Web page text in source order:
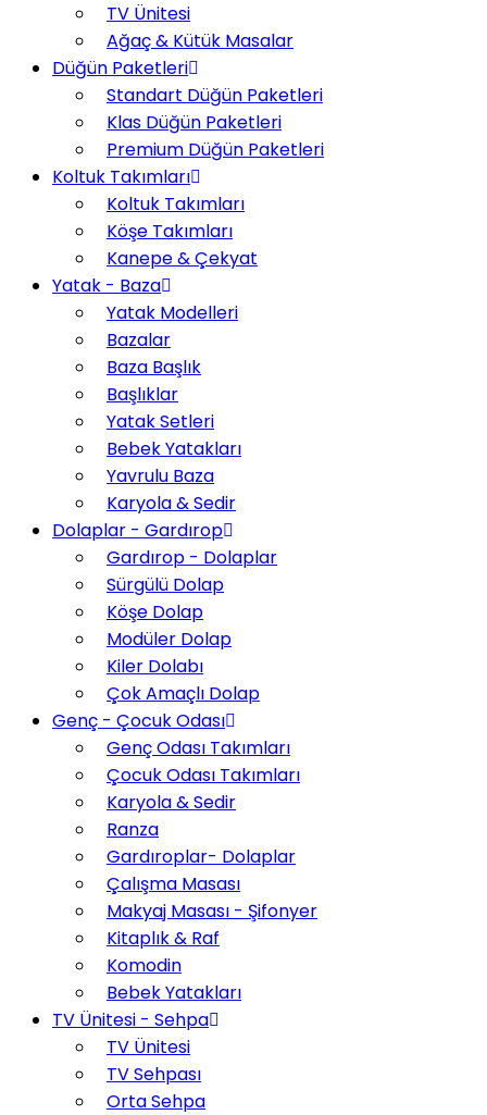
TV Ünitesi
Ağaç & Kütük Masalar
Düğün Paketleri
Standart Düğün Paketleri
Klas Düğün Paketleri
Premium Düğün Paketleri
Koltuk Takımları
Koltuk Takımları
Köşe Takımları
Kanepe & Çekyat
Yatak - Baza
Yatak Modelleri
Bazalar
Baza Başlık
Başlıklar
Yatak Setleri
Bebek Yatakları
Yavrulu Baza
Karyola & Sedir
Dolaplar - Gardırop
Gardırop - Dolaplar
Sürgülü Dolap
Köşe Dolap
Modüler Dolap
Kiler Dolabı
Çok Amaçlı Dolap
Genç - Çocuk Odası
Genç Odası Takımları
Çocuk Odası Takımları
Karyola & Sedir
Ranza
Gardıroplar- Dolaplar
Çalışma Masası
Makyaj Masası - Şifonyer
Kitaplık & Raf
Komodin
Bebek Yatakları
TV Ünitesi - Sehpa
TV Ünitesi
TV Sehpası
Orta Sehpa